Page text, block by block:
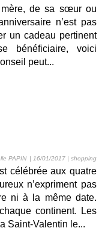
mère, de sa sœur ou
n’est pas
un cadeau pertinent
bénéficiaire, voici
peut...
PAPIN | 16/01/2017 | shopping
célébrée aux quatre
n’expriment pas
ni à la même date.
continent. Les
Saint-Valentin le...